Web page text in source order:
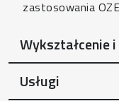
zastosowania
Wykształcenie
Usługi